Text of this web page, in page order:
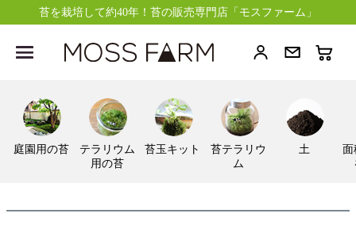
苔を栽培して約40年！苔の販売専門店「モスファーム」
庭園用の苔
テラリウム
用の苔
苔玉キット
苔テラリウ
ム
土